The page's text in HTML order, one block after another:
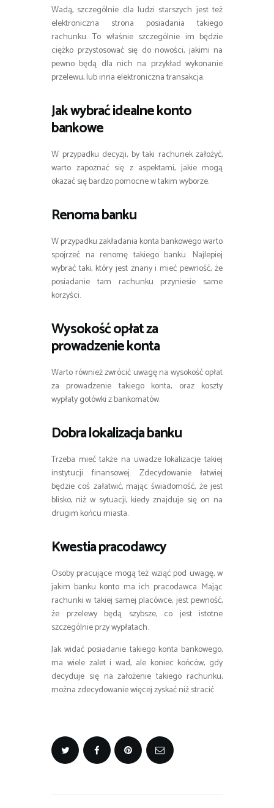
Wadą, szczególnie dla ludzi starszych jest też
elektroniczna strona posiadania takiego
rachunku. To właśnie szczególnie im będzie
ciężko przystosować się do nowości, jakimi na
pewno będą dla nich na przykład wykonanie
przelewu, lub inna elektroniczna transakcja.
Jak wybrać idealne konto
bankowe
W przypadku decyzji, by taki rachunek założyć,
warto zapoznać się z aspektami, jakie mogą
okazać się bardzo pomocne w takim wyborze.
Renoma banku
W przypadku zakładania konta bankowego warto
spojrzeć na renomę takiego banku. Najlepiej
wybrać taki, który jest znany i mieć pewność, że
posiadanie tam rachunku przyniesie same
korzyści.
Wysokość opłat za
prowadzenie konta
Warto również zwrócić uwagę na wysokość opłat
za prowadzenie takiego konta, oraz koszty
wypłaty gotówki z bankomatów.
Dobra lokalizacja banku
Trzeba mieć także na uwadze lokalizacje takiej
instytucji finansowej. Zdecydowanie łatwiej
będzie coś załatwić, mając świadomość, że jest
blisko, niż w sytuacji, kiedy znajduje się on na
drugim końcu miasta.
Kwestia pracodawcy
Osoby pracujące mogą też wziąć pod uwagę, w
jakim banku konto ma ich pracodawca. Mając
rachunki w takiej samej placówce, jest pewność,
że przelewy będą szybsze, co jest istotne
szczególnie przy wypłatach.
Jak widać posiadanie takiego konta bankowego,
ma wiele zalet i wad, ale koniec końców, gdy
decyduje się na założenie takiego rachunku,
można zdecydowanie więcej zyskać niż stracić.